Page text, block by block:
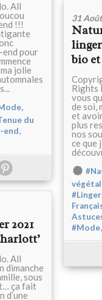
All
!!!
end pour
jolie
,
du
end,
31
bio
Rights
vous
de soi,
et
plus
nos
ce que
#Mode,
2021
All
dimanche
sous
ça fait
d’une